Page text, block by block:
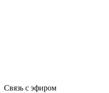
Связь с эфиром